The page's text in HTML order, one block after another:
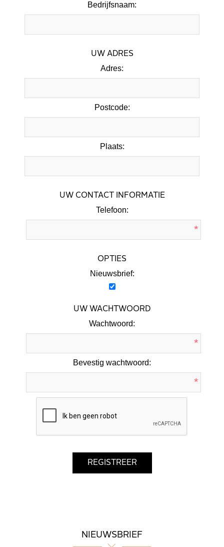
Bedrijfsnaam:
UW ADRES
Adres:
Postcode:
Plaats:
UW CONTACT INFORMATIE
Telefoon:
*
OPTIES
Nieuwsbrief:
UW WACHTWOORD
Wachtwoord:
*
Bevestig wachtwoord:
*
NIEUWSBRIEF